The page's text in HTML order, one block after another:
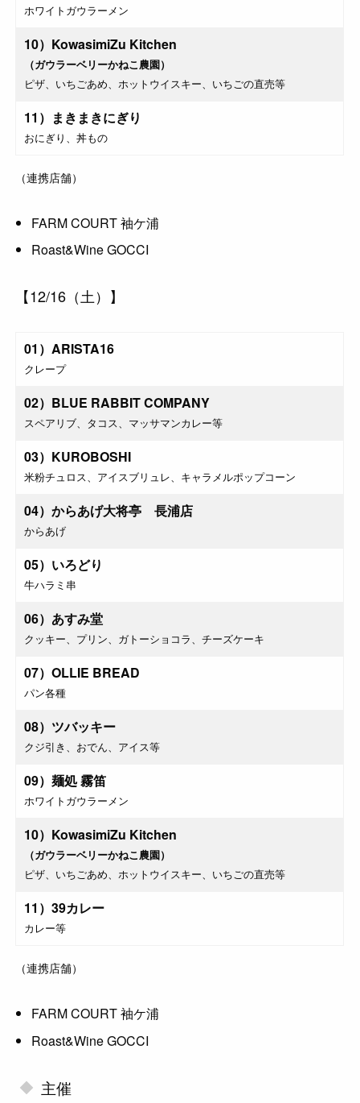
ホワイトガウラーメン
10）KowasimiZu Kitchen
（ガウラーベリーかねこ農園）
ピザ、いちごあめ、ホットウイスキー、いちごの直売等
11）まきまきにぎり
おにぎり、丼もの
（連携店舗）
FARM COURT 袖ケ浦
Roast&Wine GOCCI
【12/16（土）】
01）ARISTA16
クレープ
02）BLUE RABBIT COMPANY
スペアリブ、タコス、マッサマンカレー等
03）KUROBOSHI
米粉チュロス、アイスブリュレ、キャラメルポップコーン
04）からあげ大将亭 長浦店
からあげ
05）いろどり
牛ハラミ串
06）あすみ堂
クッキー、プリン、ガトーショコラ、チーズケーキ
07）OLLIE BREAD
パン各種
08）ツバッキー
クジ引き、おでん、アイス等
09）麺処 霧笛
ホワイトガウラーメン
10）KowasimiZu Kitchen
（ガウラーベリーかねこ農園）
ピザ、いちごあめ、ホットウイスキー、いちごの直売等
11）39カレー
カレー等
（連携店舗）
FARM COURT 袖ケ浦
Roast&Wine GOCCI
主催